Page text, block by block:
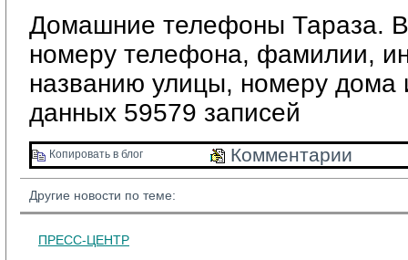
Домашние телефоны Тараза.
номеру телефона, фамилии,
названию улицы, номеру дома
данных 59579 записей
Копировать в блог Комментарии
Другие новости по теме:
ПРЕСС-ЦЕНТР